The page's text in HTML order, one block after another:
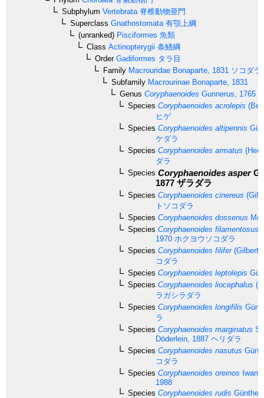
Subphylum Vertebrata 脊椎動物亜門
Superclass Gnathostomata 有顎上綱
(unranked) Pisciformes 魚類
Class Actinopterygii 条鰭綱
OrderGadiformes タラ目
Family Macrouridae Bonaparte, 1831 ソコダラ
Subfamily Macrourinae Bonaparte, 1831
Genus Coryphaenoides Gunnerus, 1765
Species Coryphaenoides acrolepis
ヒゲ
Species Coryphaenoides altipennis
ケダラ
Species Coryphaenoides armatus
ダラ
Species Coryphaenoides asper
1877 ザラダラ
Species Coryphaenoides cinereus
トソコダラ
Species Coryphaenoides dossenus
Species Coryphaenoides filamentosus
1970 ホクヨウソコダラ
Species Coryphaenoides filifer(Gilbert,
コダラ
Species Coryphaenoides leptolepis
Species Coryphaenoides liocephalus
ラガシラダラ
Species Coryphaenoides longifilis
ラ
Species Coryphaenoides marginatus
Döderlein, 1887 ヘリダラ
Species Coryphaenoides nasutus
コダラ
Species Coryphaenoides oreinos
1988
Species Coryphaenoides rudis